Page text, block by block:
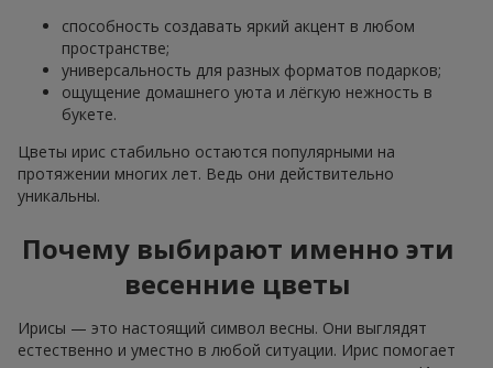
способность создавать яркий акцент в любом
пространстве;
универсальность для разных форматов подарков;
ощущение домашнего уюта и лёгкую нежность в
букете.
Цветы ирис стабильно остаются популярными на
протяжении многих лет. Ведь они действительно
уникальны.
Почему выбирают именно эти
весенние цветы
Ирисы — это настоящий символ весны. Они выглядят
естественно и уместно в любой ситуации. Ирис помогает